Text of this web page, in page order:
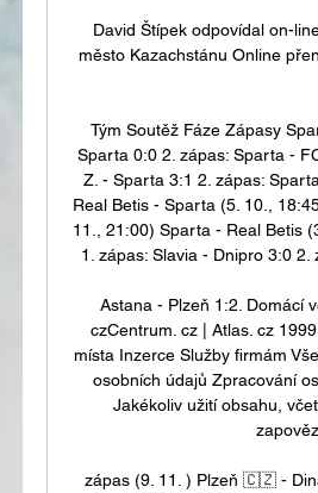
David Štípek odpovídal on-
město Kazachstánu Online
Tým Soutěž Fáze Zápasy
Sparta 0:0 2. zápas: Sparta -
Z. - Sparta 3:1 2. zápas:
Real Betis - Sparta (5. 10.,
11., 21:00) Sparta - Real Betis
1. zápas: Slavia - Dnipro 3:0 2.
Astana - Plzeň 1:2. Domácí
czCentrum. cz | Atlas. cz
místa Inzerce Služby firmám
osobních údajů Zpracování
Jakékoliv užití obsahu,
zápas (9. 11. ) Plzeň 🇨🇿 -